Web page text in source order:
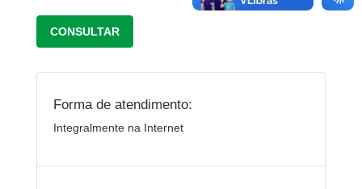
CONSULTAR
Forma de atendimento:
Integralmente na Internet